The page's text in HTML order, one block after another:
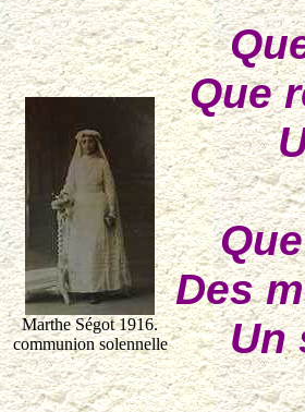
Marthe Ségot 1916.
communion solennelle
Que
Des
Un